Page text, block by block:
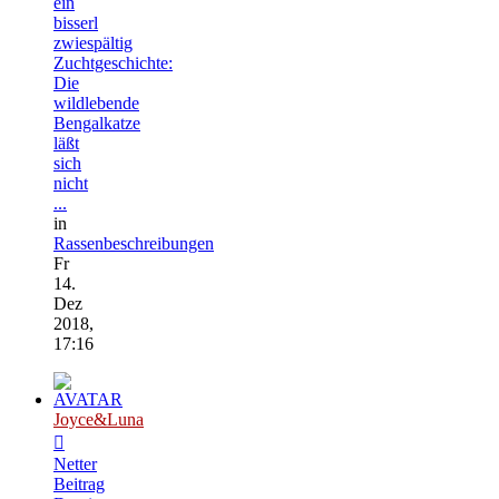
bisserl
zwiespältig
Zuchtgeschichte:
Die
wildlebende
Bengalkatze
läßt
sich
nicht
...
in
Rassenbeschreibungen
Fr
14.
Dez
2018,
17:16
Joyce&Luna
Netter
Beitrag